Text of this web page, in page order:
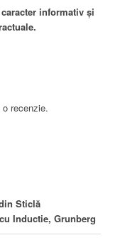
informativ și
recenzie.
Sticlă
Inductie, Grunberg